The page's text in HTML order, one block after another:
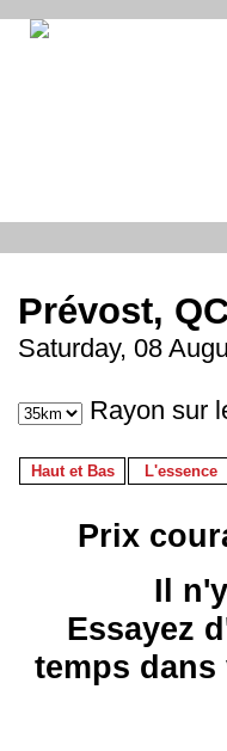
Prévost,
Saturday, 08
Rayon sur
Haut et Bas L'essence
Prix
Il
Essayez
temps